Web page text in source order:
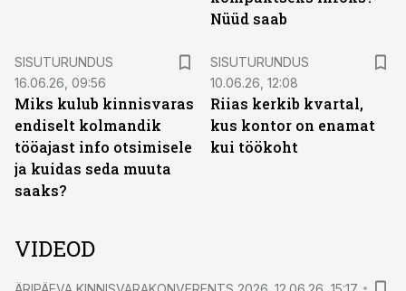
Nüüd saab
SISUTURUNDUS
16.06.26, 09:56
Miks kulub kinnisvaras
endiselt kolmandik
tööajast info otsimisele
ja kuidas seda muuta
saaks?
SISUTURUNDUS
10.06.26, 12:08
Riias kerkib kvartal,
kus kontor on enamat
kui töökoht
VIDEOD